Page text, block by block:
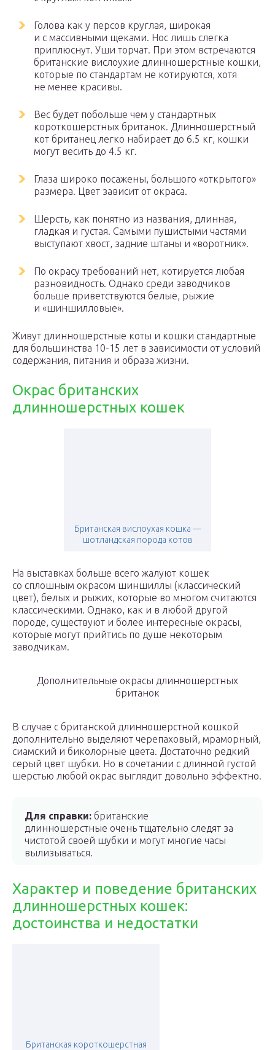
Голова как у персов круглая, широкая
и с массивными щеками. Нос лишь слегка
приплюснут. Уши торчат. При этом встречаются
британские вислоухие длинношерстные кошки,
которые по стандартам не котируются, хотя
не менее красивы.
Вес будет побольше чем у стандартных
короткошерстных британок. Длинношерстный
кот британец легко набирает до 6.5 кг, кошки
могут весить до 4.5 кг.
Глаза широко посажены, большого «открытого»
размера. Цвет зависит от окраса.
Шерсть, как понятно из названия, длинная,
гладкая и густая. Самыми пушистыми частями
выступают хвост, задние штаны и «воротник».
По окрасу требований нет, котируется любая
разновидность. Однако среди заводчиков
больше приветствуются белые, рыжие
и «шиншилловые».
Живут длинношерстные коты и кошки стандартные
для большинства 10-15 лет в зависимости от условий
содержания, питания и образа жизни.
Окрас британских
длинношерстных кошек
Британская вислоухая кошка —
шотландская порода котов
На выставках больше всего жалуют кошек
со сплошным окрасом шиншиллы (классический
цвет), белых и рыжих, которые во многом считаются
классическими. Однако, как и в любой другой
породе, существуют и более интересные окрасы,
которые могут прийтись по душе некоторым
заводчикам.
Дополнительные окрасы длинношерстных
британок
В случае с британской длинношерстной кошкой
дополнительно выделяют черепаховый, мраморный,
сиамский и биколорные цвета. Достаточно редкий
серый цвет шубки. Но в сочетании с длинной густой
шерстью любой окрас выглядит довольно эффектно.
Для справки: британские
длинношерстные очень тщательно следят за
чистотой своей шубки и могут многие часы
вылизываться.
Характер и поведение британских
длинношерстных кошек:
достоинства и недостатки
Британская короткошерстная